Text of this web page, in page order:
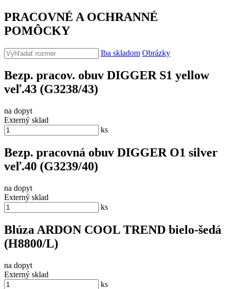
PRACOVNÉ A OCHRANNÉ
POMÔCKY
Iba skladom Obrázky
Bezp. pracov. obuv DIGGER S1 yellow
veľ.43 (G3238/43)
na dopyt
Externý sklad
ks
Bezp. pracovná obuv DIGGER O1 silver
veľ.40 (G3239/40)
na dopyt
Externý sklad
ks
Blúza ARDON COOL TREND bielo-šedá
(H8800/L)
na dopyt
Externý sklad
ks